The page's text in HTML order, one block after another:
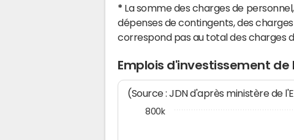
* La somme des charges de
dépenses de contingents, des
correspond pas au total des charges
Emplois d'investissement de
(Source : JDN d'après ministère de
800k